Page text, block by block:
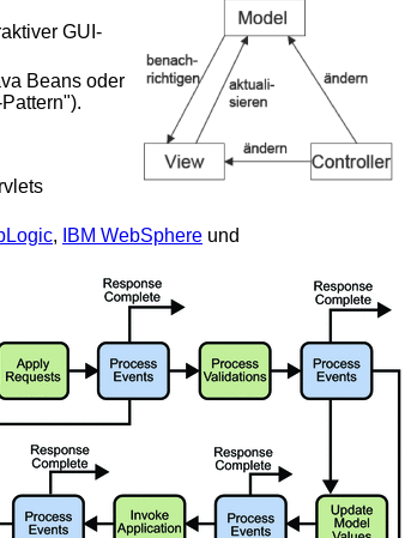
GUI-
Beans oder
, IBM WebSphere und